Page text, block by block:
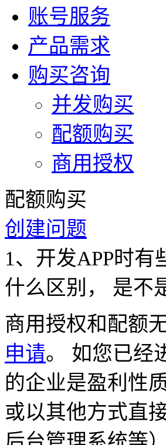
账号服务
产品需求
购买咨询
并发购买
配额购买
商用授权
配额购买
创建问题
1、开发APP时
什么区别， 是不
商用授权和配额
申请。 如您已经
的企业是盈利性
或以其他方式直